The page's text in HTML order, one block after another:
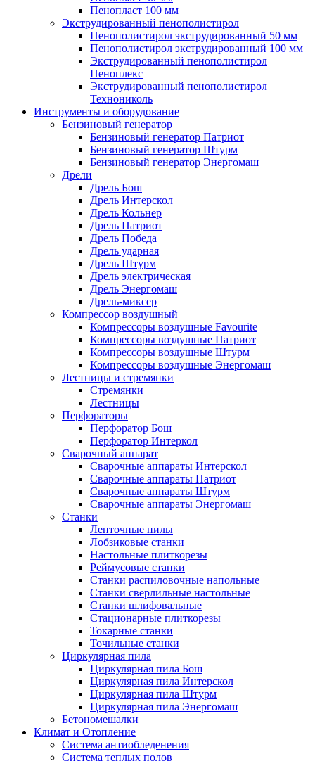
Пенопласт 100 мм
Экструдированный пенополистирол
Пенополистирол экструдированный 50 мм
Пенополистирол экструдированный 100 мм
Экструдированный пенополистирол
Пеноплекс
Экструдированный пенополистирол
Технониколь
Инструменты и оборудование
Бензиновый генератор
Бензиновый генератор Патриот
Бензиновый генератор Штурм
Бензиновый генератор Энергомаш
Дрели
Дрель Бош
Дрель Интерскол
Дрель Кольнер
Дрель Патриот
Дрель Победа
Дрель ударная
Дрель Штурм
Дрель электрическая
Дрель Энергомаш
Дрель-миксер
Компрессор воздушный
Компрессоры воздушные Favourite
Компрессоры воздушные Патриот
Компрессоры воздушные Штурм
Компрессоры воздушные Энергомаш
Лестницы и стремянки
Стремянки
Лестницы
Перфораторы
Перфоратор Бош
Перфоратор Интеркол
Сварочный аппарат
Сварочные аппараты Интерскол
Сварочные аппараты Патриот
Сварочные аппараты Штурм
Сварочные аппараты Энергомаш
Станки
Ленточные пилы
Лобзиковые станки
Настольные плиткорезы
Реймусовые станки
Станки распиловочные напольные
Станки сверлильные настольные
Станки шлифовальные
Стационарные плиткорезы
Токарные станки
Точильные станки
Циркулярная пила
Циркулярная пила Бош
Циркулярная пила Интерскол
Циркулярная пила Штурм
Циркулярная пила Энергомаш
Бетономешалки
Климат и Отопление
Система антиобледенения
Система теплых полов